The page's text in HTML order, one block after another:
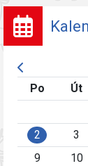
Po
Út
2
3
9
10